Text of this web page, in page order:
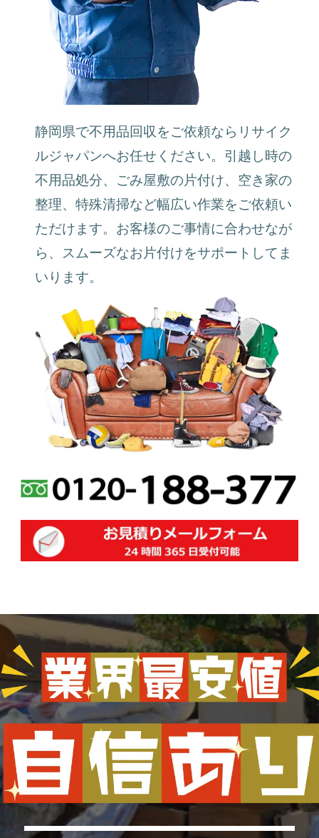
静岡県で不用品回収をご依頼ならリサイク
ルジャパンへお任せください。引越し時の
不用品処分、ごみ屋敷の片付け、空き家の
整理、特殊清掃など幅広い作業をご依頼い
ただけます。お客様のご事情に合わせなが
ら、スムーズなお片付けをサポートしてま
いります。